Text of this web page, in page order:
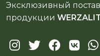
Эксклюзивный
продукции